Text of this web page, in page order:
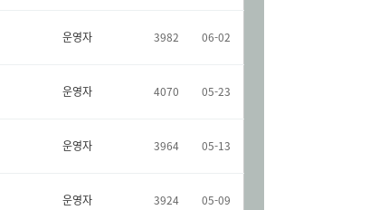
운영자 3982 06-02
운영자 4070 05-23
운영자 3964 05-13
운영자 3924 05-09